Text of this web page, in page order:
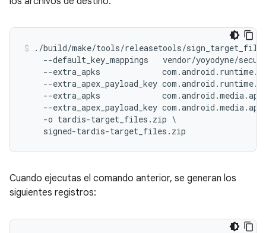
./build/make/tools/releasetools/
--default_key_mappings   vendor/yoyodyne/
--extra_apks
--extra_apex_payload_key
--extra_apks
--extra_apex_payload_key
    -o tardis-target_files.zip \
    signed-tardis-target_files.zip
Cuando ejecutas el comando anterior, se generan los
siguientes registros: